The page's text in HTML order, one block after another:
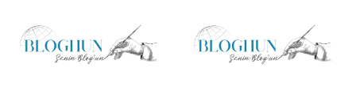
Kızartması Servis...